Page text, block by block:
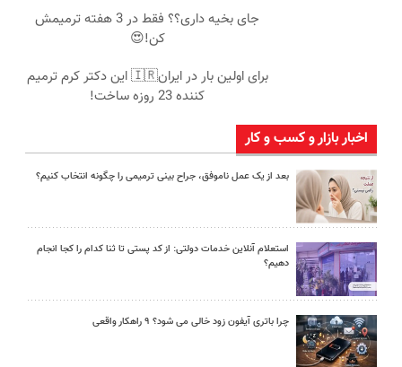
جای بخیه داری؟؟ فقط در 3 هفته ترمیمش
کن!😍
برای اولین بار در ایران🇮🇷 این دکتر کرم ترمیم
کننده 23 روزه ساخت!
اخبار بازار و کسب و کار
بعد از یک عمل ناموفق، جراح بینی ترمیمی را چگونه انتخاب کنیم؟
استعلام آنلاین خدمات دولتی: از کد پستی تا ثنا کدام را کجا انجام
دهیم؟
چرا باتری آیفون زود خالی می شود؟ ۹ راهکار واقعی